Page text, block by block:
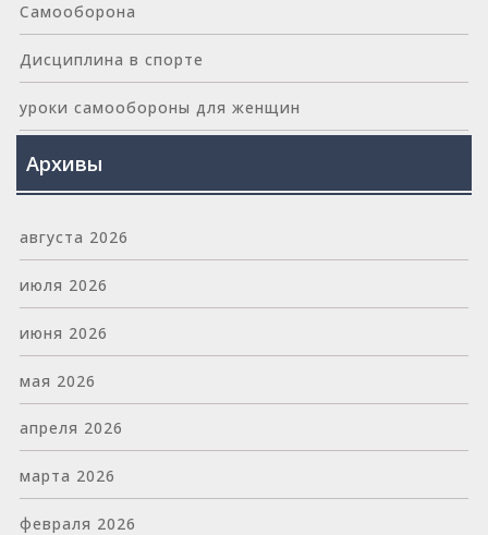
Самооборона
Дисциплина в спорте
уроки самообороны для женщин
Архивы
августа 2026
июля 2026
июня 2026
мая 2026
апреля 2026
марта 2026
февраля 2026